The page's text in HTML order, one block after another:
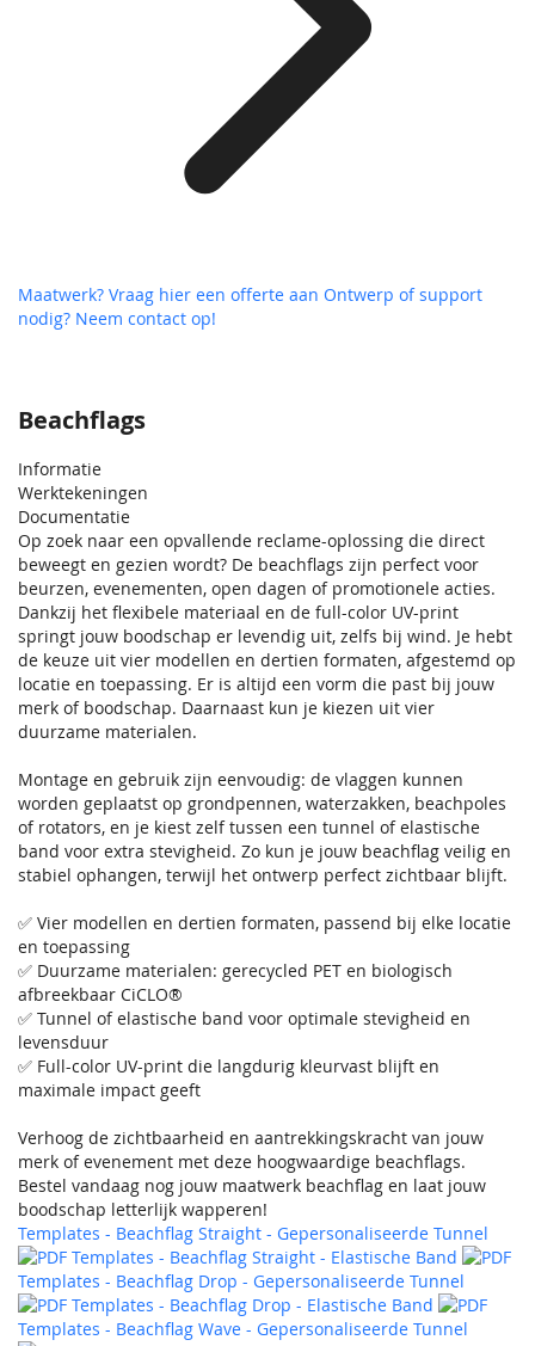
Beachflags
Informatie
Werktekeningen
Documentatie
Op zoek naar een opvallende reclame-oplossing die direct
beweegt en gezien wordt? De beachflags zijn perfect voor
beurzen, evenementen, open dagen of promotionele acties.
Dankzij het flexibele materiaal en de full-color UV-print
springt jouw boodschap er levendig uit, zelfs bij wind. Je hebt
de keuze uit vier modellen en dertien formaten, afgestemd op
locatie en toepassing. Er is altijd een vorm die past bij jouw
merk of boodschap. Daarnaast kun je kiezen uit vier
duurzame materialen.
Montage en gebruik zijn eenvoudig: de vlaggen kunnen
worden geplaatst op grondpennen, waterzakken, beachpoles
of rotators, en je kiest zelf tussen een tunnel of elastische
band voor extra stevigheid. Zo kun je jouw beachflag veilig en
stabiel ophangen, terwijl het ontwerp perfect zichtbaar blijft.
✅ Vier modellen en dertien formaten, passend bij elke locatie
en toepassing
✅ Duurzame materialen: gerecycled PET en biologisch
afbreekbaar CiCLO®
✅ Tunnel of elastische band voor optimale stevigheid en
levensduur
✅ Full-color UV-print die langdurig kleurvast blijft en
maximale impact geeft
Verhoog de zichtbaarheid en aantrekkingskracht van jouw
merk of evenement met deze hoogwaardige beachflags.
Bestel vandaag nog jouw maatwerk beachflag en laat jouw
boodschap letterlijk wapperen!
Templates - Beachflag Straight - Gepersonaliseerde Tunnel
Templates - Beachflag Straight - Elastische Band
Templates - Beachflag Drop - Gepersonaliseerde Tunnel
Templates - Beachflag Drop - Elastische Band
Templates - Beachflag Wave - Gepersonaliseerde Tunnel
Maatwerk? Vraag hier een offerte aan Ontwerp of support
nodig? Neem contact op!